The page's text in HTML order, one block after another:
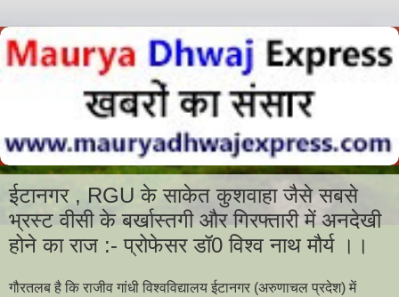
ईटानगर , RGU के साकेत कुशवाहा जैसे सबसे
भ्रस्ट वीसी के बर्खास्तगी और गिरफ्तारी में अनदेखी
होने का राज :- प्रोफेसर डॉ0 विश्व नाथ मौर्य ।।
गौरतलब है कि राजीव गांधी विश्वविद्यालय ईटानगर (अरुणाचल प्रदेश) में